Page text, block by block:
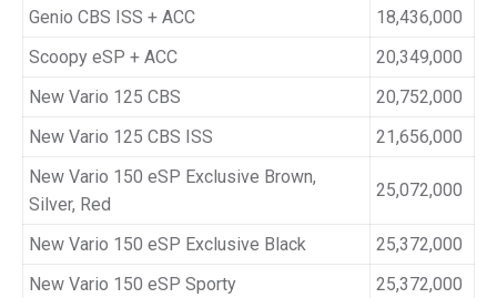
Genio CBS ISS + ACC
18,436,000
Scoopy eSP + ACC
20,349,000
New Vario 125 CBS
20,752,000
New Vario 125 CBS ISS
21,656,000
New Vario 150 eSP Exclusive Brown,
Silver, Red
25,072,000
New Vario 150 eSP Exclusive Black
25,372,000
New Vario 150 eSP Sporty
25,372,000